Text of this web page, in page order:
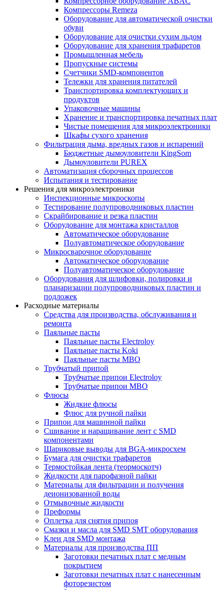
Компрессоры Remeza
Оборудование для автоматической очистки
обуви
Оборудование для очистки сухим льдом
Оборудование для хранения трафаретов
Промышленная мебель
Пропускные системы
Счетчики SMD-компонентов
Тележки для xранения питателей
Транспортировка комплектующих и
продуктов
Упаковочные машины
Хранение и транспортировка печатных плат
Чистые помещения для микроэлектроники
Шкафы сухого хранения
Фильтрация дыма, вредных газов и испарений
Бюджетные дымоуловители KingSom
Дымоуловители PUREX
Автоматизация сборочных процессов
Испытания и тестирование
Решения для микроэлектроники
Инспекционные микроскопы
Тестирование полупроводниковых пластин
Скрайбирование и резка пластин
Оборудование для монтажа кристаллов
Автоматическое оборудование
Полуавтоматическое оборудование
Микросварочное оборудование
Автоматическое оборудование
Полуавтоматическое оборудование
Оборудования для шлифовки, полировки и
планаризации полупроводниковых пластин и
подложек
Расходные материалы
Средства для производства, обслуживания и
ремонта
Паяльные пасты
Паяльные пасты Electroloy
Паяльные пасты Koki
Паяльные пасты MBO
Трубчатый припой
Трубчатые припои Electroloy
Трубчатые припои MBO
Флюсы
Жидкие флюсы
Флюс для ручной пайки
Припои для машинной пайки
Сшивание и наращивание лент с SMD
компонентами
Шариковые выводы для BGA-микросхем
Бумага для очистки трафаретов
Термостойкая лента (теормоскотч)
Жидкости для парофазной пайки
Материалы для фильтрации и получения
деионизованной воды
Отмывочные жидкости
Преформы
Оплетка для снятия припоя
Смазки и масла для SMD SMT оборудования
Клеи для SMD монтажа
Материалы для производства ПП
Заготовки печатных плат с медным
покрытием
Заготовки печатных плат с нанесенным
фоторезистом